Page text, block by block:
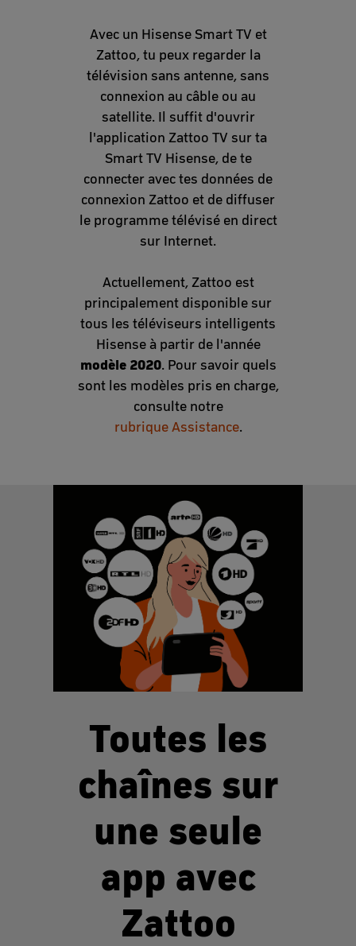
Avec un Hisense Smart TV et
Zattoo, tu peux regarder la
télévision sans antenne, sans
connexion au câble ou au
satellite. Il suffit d'ouvrir
l'application Zattoo TV sur ta
Smart TV Hisense, de te
connecter avec tes données de
connexion Zattoo et de diffuser
le programme télévisé en direct
sur Internet.
Actuellement, Zattoo est
principalement disponible sur
tous les téléviseurs intelligents
Hisense à partir de l'année
modèle 2020. Pour savoir quels
sont les modèles pris en charge,
consulte notre
rubrique Assistance.
Toutes les
chaînes sur
une seule
app avec
Zattoo